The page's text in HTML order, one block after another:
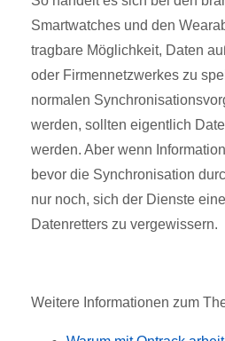
Smartwatches und den
tragbare Möglichkeit, Daten
oder Firmennetzwerkes zu
normalen
werden, sollten eigentlich
werden. Aber wenn
bevor die Synchronisation
nur noch, sich der Dienste
Datenretters zu vergewissern.
Weitere Informationen zum